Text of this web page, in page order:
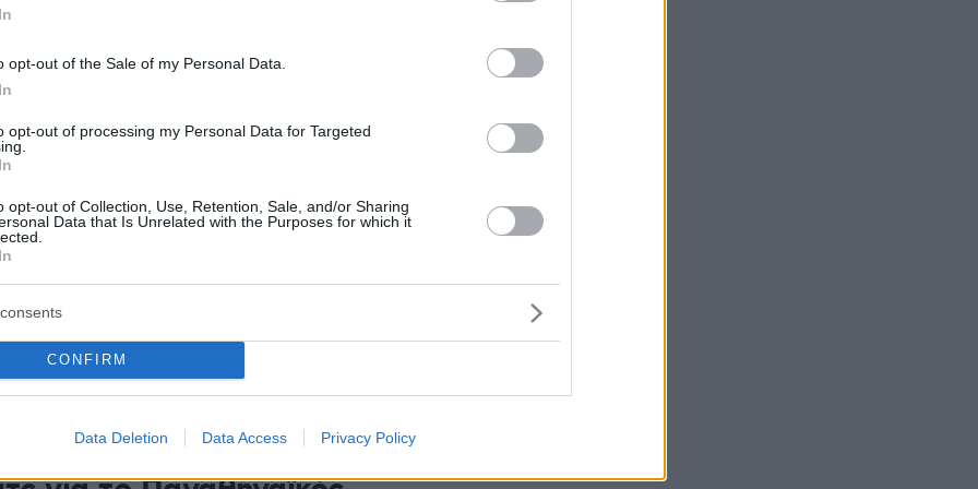
opt-out of the Sale of my Personal Data.
opt-out of processing my Personal Data for Targeted
opt-out of Collection, Use, Retention, Sale, and/or Sharing
Data that Is Unrelated with the Purposes for which it
CONFIRM
Data Deletion Data Access Privacy Policy
άνοιξε την πόρτα στον
για τον Ποτσέκο
τον Τζιανμάρκο Ποτσέκο στον Παναθηναϊκό και
ενασχόληση
ο Ποτσέκο για αντί-
στον Παναθηναϊκό
τεχνικός εάν δεν τα καταφέρει και στο Final-8
δύσκολα θα μείνει στον ΠΑΟ με τον Ιταλό που είχε
στον Αντετοκούνμπο ν να είναι υποψήφιος